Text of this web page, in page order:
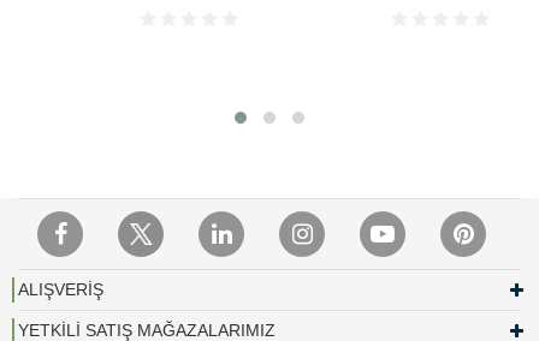
ALIŞVERİŞ
YETKİLİ SATIŞ MAĞAZALARIMIZ